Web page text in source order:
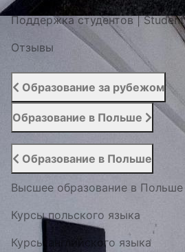
Поддержка студентов |
Отзывы
Образование за рубежом
Образование в Польше
Образование в Польше
Высшее образование в Польше
Курсы польского языка
Курсы английского языка